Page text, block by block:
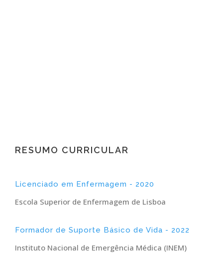
RESUMO CURRICULAR
Licenciado em Enfermagem - 2020
Escola Superior de Enfermagem de Lisboa
Formador de Suporte Básico de Vida - 2022
Instituto Nacional de Emergência Médica (INEM)